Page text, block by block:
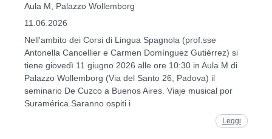
Aula M, Palazzo Wollemborg
11.06.2026
Nell'ambito dei Corsi di Lingua Spagnola (prof.sse
Antonella Cancellier e Carmen Domínguez Gutiérrez) si
tiene giovedì 11 giugno 2026 alle ore 10:30 in Aula M di
Palazzo Wollemborg (Via del Santo 26, Padova) il
seminario De Cuzco a Buenos Aires. Viaje musical por
Suramérica.Saranno ospiti i
Leggi